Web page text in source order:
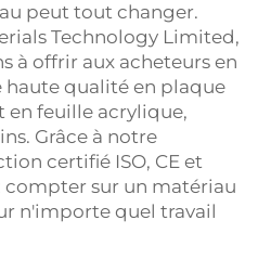
peut tout changer.
Technology Limited,
à offrir aux acheteurs en
qualité en plaque
en feuille acrylique,
Grâce à notre
certifié ISO, CE et
compter sur un matériau
n'importe quel travail